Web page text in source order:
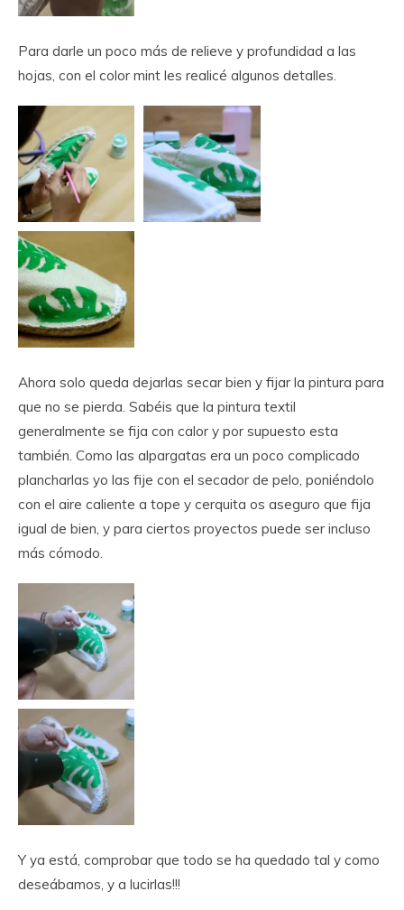
Para darle un poco más de relieve y profundidad a las
hojas, con el color mint les realicé algunos detalles.
Ahora solo queda dejarlas secar bien y fijar la pintura para
que no se pierda. Sabéis que la pintura textil
generalmente se fija con calor y por supuesto esta
también. Como las alpargatas era un poco complicado
plancharlas yo las fije con el secador de pelo, poniéndolo
con el aire caliente a tope y cerquita os aseguro que fija
igual de bien, y para ciertos proyectos puede ser incluso
más cómodo.
Y ya está, comprobar que todo se ha quedado tal y como
deseábamos, y a lucirlas!!!